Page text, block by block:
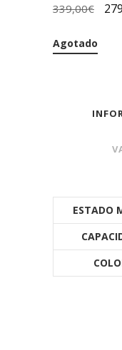
339,00€
Agotado
ESTADO